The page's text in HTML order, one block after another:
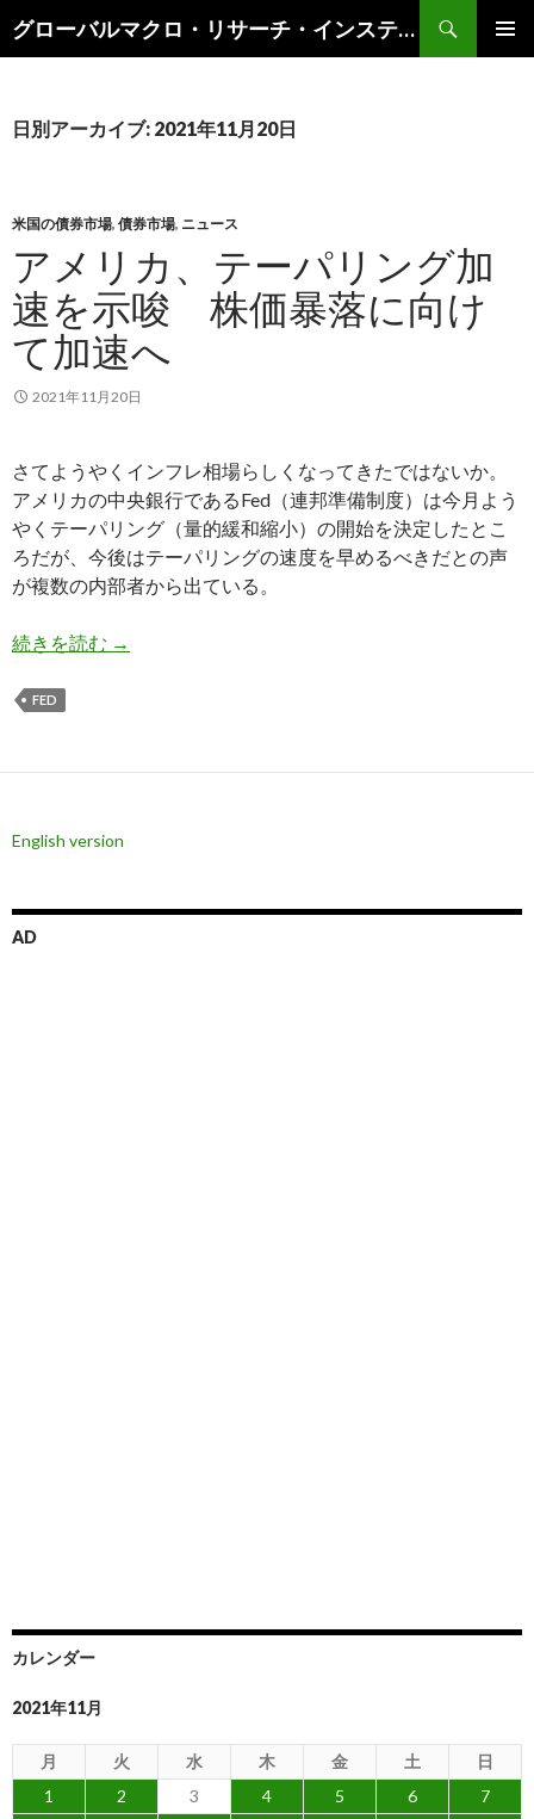
グローバルマクロ・リサーチ・インスティテュート
索
ン
キ
ッ
プ
日別アーカイブ: 2021年11月20日
米国の債券市場, 債券市場, ニュース
アメリカ、テーパリング加
速を示唆 株価暴落に向け
て加速へ
2021年11月20日
さてようやくインフレ相場らしくなってきたではないか。
アメリカの中央銀行であるFed（連邦準備制度）は今月よう
やくテーパリング（量的緩和縮小）の開始を決定したとこ
ろだが、今後はテーパリングの速度を早めるべきだとの声
が複数の内部者から出ている。
続きを読む アメリカ、テーパリング加速を示唆 株価暴落に
→
FED
English version
AD
カレンダー
2021年11月
月 火 水 木 金 土
日
1
2 3 4 5 6
7